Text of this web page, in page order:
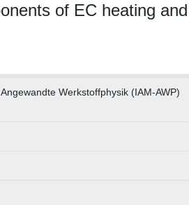
of EC heating and
Werkstoffphysik (IAM-AWP)